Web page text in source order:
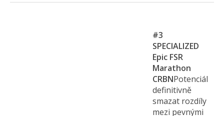
#3
SPECIALIZED
Epic FSR
Marathon
CRBNPotenciál
definitivně
smazat rozdíly
mezi pevnými